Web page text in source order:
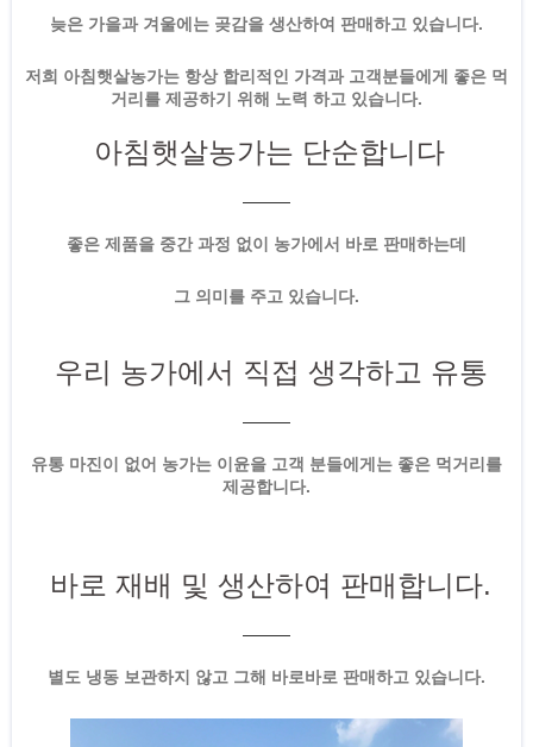
늦은 가을과 겨울에는 곶감을 생산하여 판매하고 있습니다.
저희 아침햇살농가는 항상 합리적인 가격과 고객분들에게 좋은 먹
거리를 제공하기 위해 노력 하고 있습니다.
아침햇살농가는 단순합니다
좋은 제품을 중간 과정 없이 농가에서 바로 판매하는데
그 의미를 주고 있습니다.
우리 농가에서 직접 생각하고 유통
유통 마진이 없어 농가는 이윤을 고객 분들에게는 좋은 먹거리를
제공합니다.
바로 재배 및 생산하여 판매합니다.
별도 냉동 보관하지 않고 그해 바로바로 판매하고 있습니다.